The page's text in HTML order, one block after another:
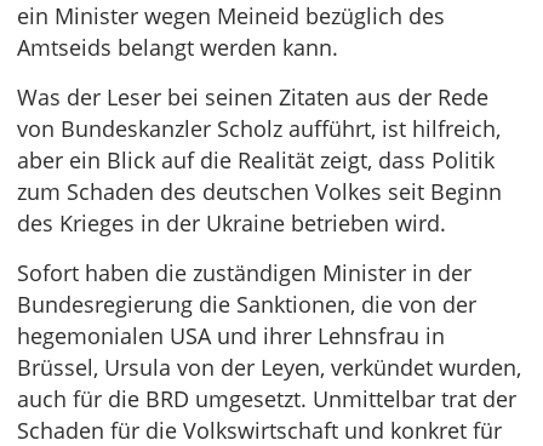
ein Minister wegen Meineid bezüglich des
Amtseids belangt werden kann.
Was der Leser bei seinen Zitaten aus der Rede
von Bundeskanzler Scholz aufführt, ist hilfreich,
aber ein Blick auf die Realität zeigt, dass Politik
zum Schaden des deutschen Volkes seit Beginn
des Krieges in der Ukraine betrieben wird.
Sofort haben die zuständigen Minister in der
Bundesregierung die Sanktionen, die von der
hegemonialen USA und ihrer Lehnsfrau in
Brüssel, Ursula von der Leyen, verkündet wurden,
auch für die BRD umgesetzt. Unmittelbar trat der
Schaden für die Volkswirtschaft und konkret für